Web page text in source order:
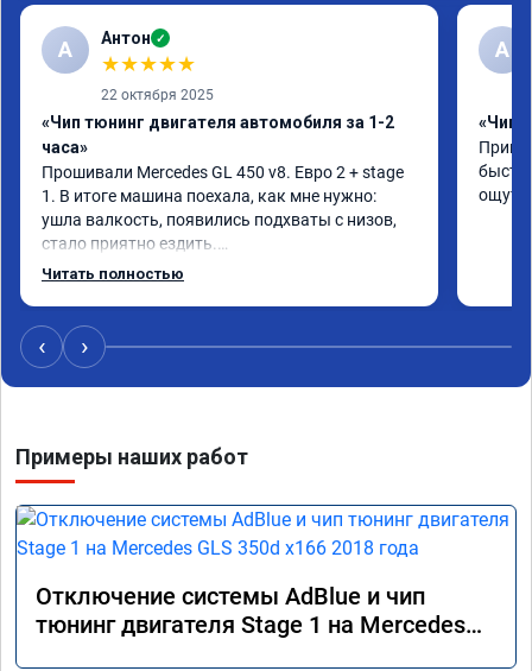
А Антон ✓
★★★★★
22 октября 2025
«Чип тюнинг двигателя автомобиля за 1-2
часа»
Прошивали Mercedes GL 450 v8. Евро 2 + stage
1. В итоге машина поехала, как мне нужно:
ушла валкость, появились подхваты с низов,
стало приятно ездить.
Одни из лучших трат, в авто! 🔥
Читать полностью
A
«Чип
‹ ›
Примеры наших работ
Отключение системы AdBlue и чип
тюнинг двигателя Stage 1 на Mercedes